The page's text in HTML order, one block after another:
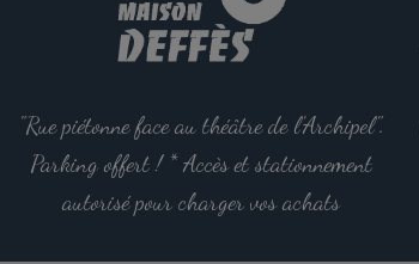
"Rue piétonne face au théâtre de l'Archipel".
Parking offert ! * Accès et stationnement
autorisé pour charger vos achats